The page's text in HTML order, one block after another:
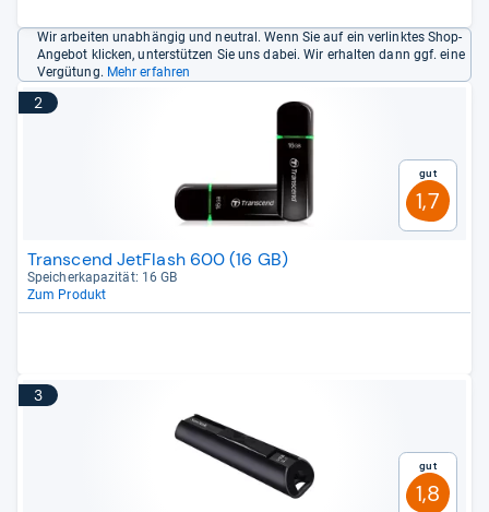
Wir arbeiten unabhängig und neutral. Wenn Sie auf ein verlinktes Shop-
Angebot klicken, unterstützen Sie uns dabei. Wir erhalten dann ggf. eine
Vergütung. Mehr erfahren
2
Gut
1,7
Transcend JetFlash 600 (16 GB)
Spei­cher­ka­pa­zi­tät: 16 GB
Zum Produkt
3
Gut
1,8